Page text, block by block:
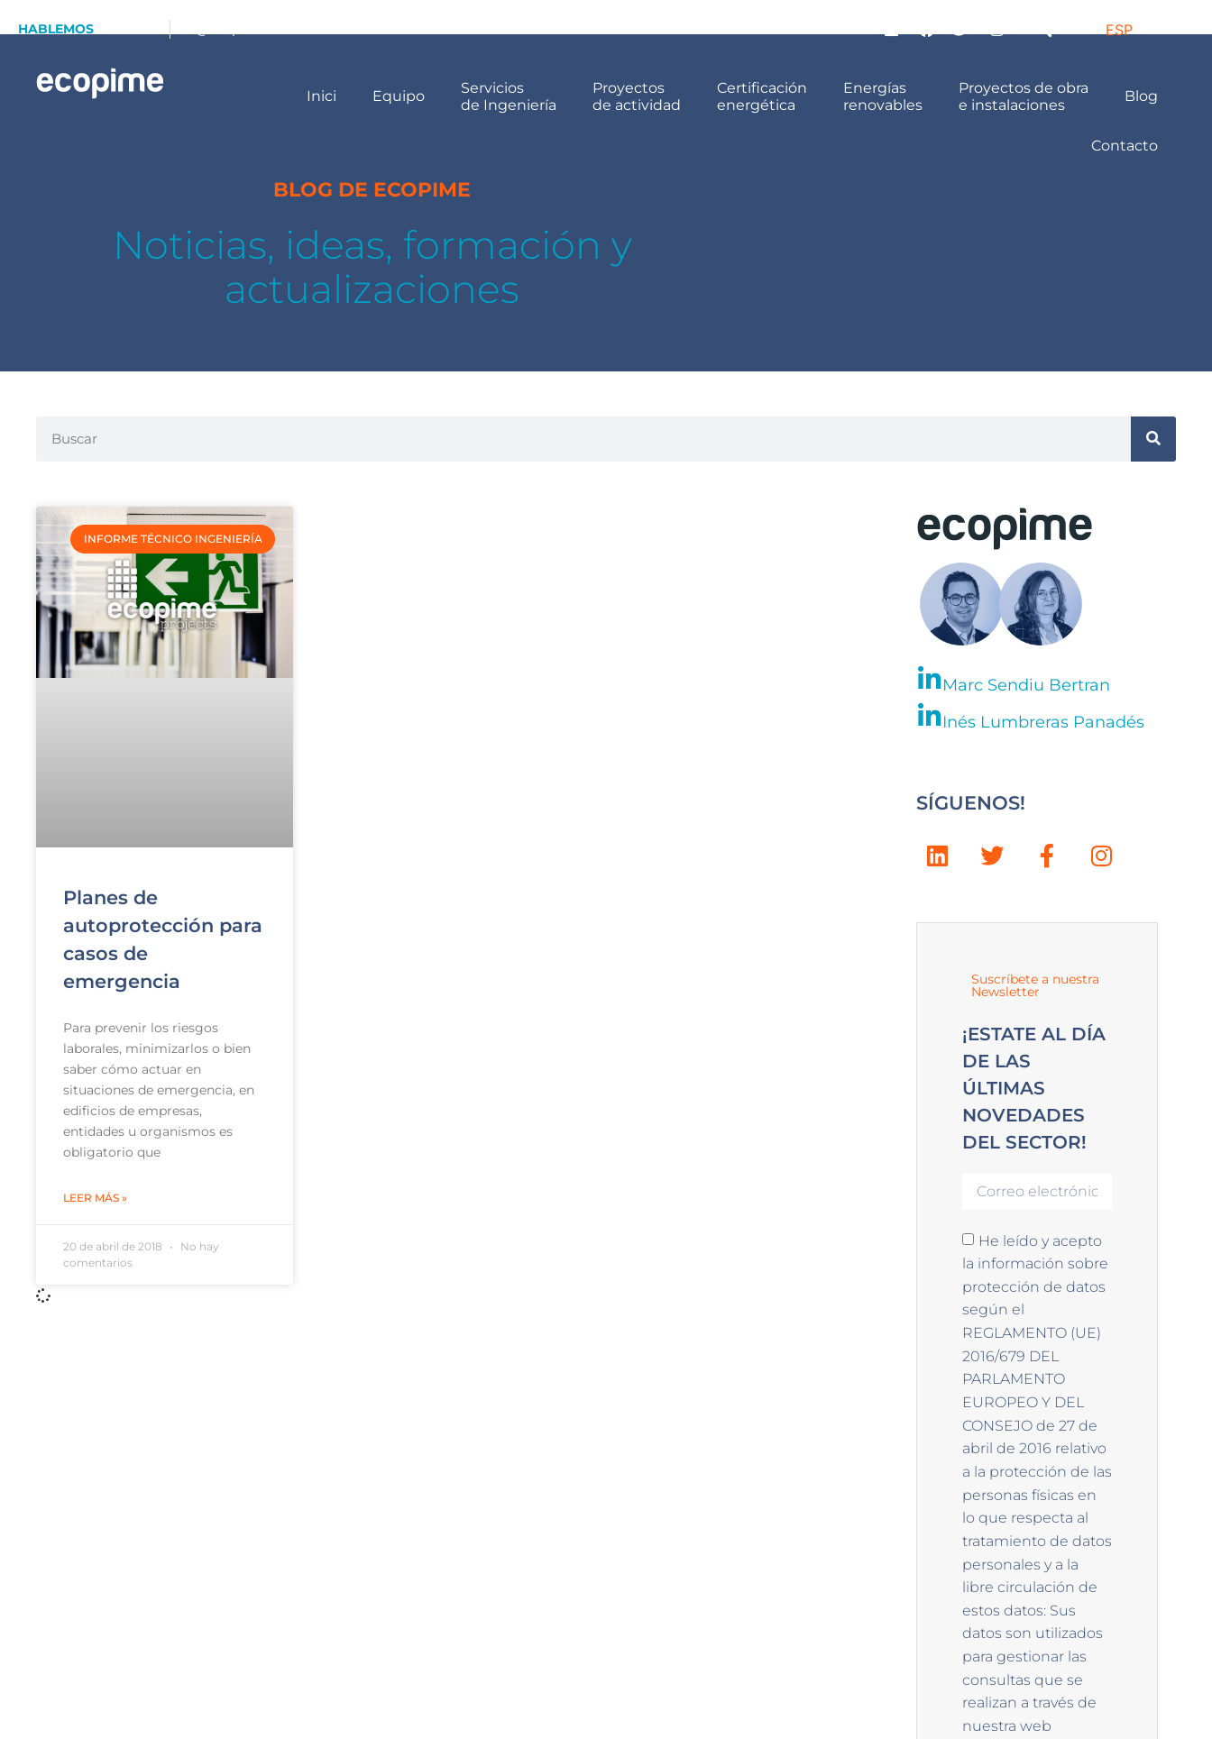
HABLEMOS ESP
Inici Equipo
Servicios
de Ingeniería
Proyectos
de actividad
Certificación
energética
Energías
renovables
Proyectos de obra
e instalaciones
Blog
Contacto
BLOG DE ECOPIME
Noticias, ideas, formación y
actualizaciones
INFORME TÉCNICO INGENIERÍA
Planes de
autoprotección para
casos de
emergencia
Para prevenir los riesgos
laborales, minimizarlos o bien
saber cómo actuar en
situaciones de emergencia, en
edificios de empresas,
entidades u organismos es
obligatorio que
LEER MÁS »
20 de abril de 2018
No hay
comentarios
Marc Sendiu Bertran
Inés Lumbreras Panadés
SÍGUENOS!
Suscríbete a nuestra
Newsletter
¡ESTATE AL DÍA
DE LAS
ÚLTIMAS
NOVEDADES
DEL SECTOR!
He leído y acepto
la información sobre
protección de datos
según el
REGLAMENTO (UE)
2016/679 DEL
PARLAMENTO
EUROPEO Y DEL
CONSEJO de 27 de
abril de 2016 relativo
a la protección de las
personas físicas en
lo que respecta al
tratamiento de datos
personales y a la
libre circulación de
estos datos: Sus
datos son utilizados
para gestionar las
consultas que se
realizan a través de
nuestra web